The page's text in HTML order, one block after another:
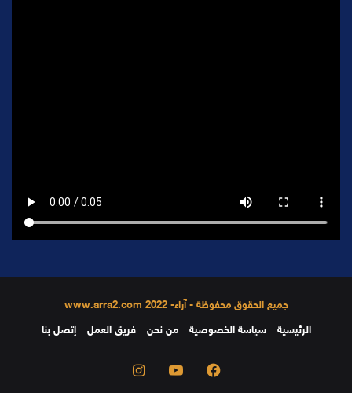
جميع الحقوق محفوظة - آراء- 2022 www.arra2.com
الرئيسية
سياسة الخصوصية من نحن فريق العمل إتصل بنا
فيسبوك يوتيوب